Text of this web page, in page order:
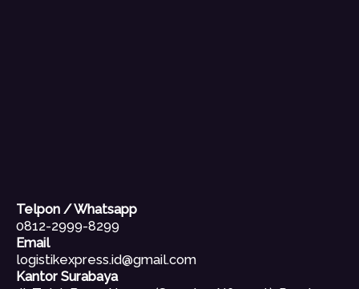
Telpon / Whatsapp
0812-2999-8299
Email
logistikexpress.id@gmail.com
Kantor Surabaya